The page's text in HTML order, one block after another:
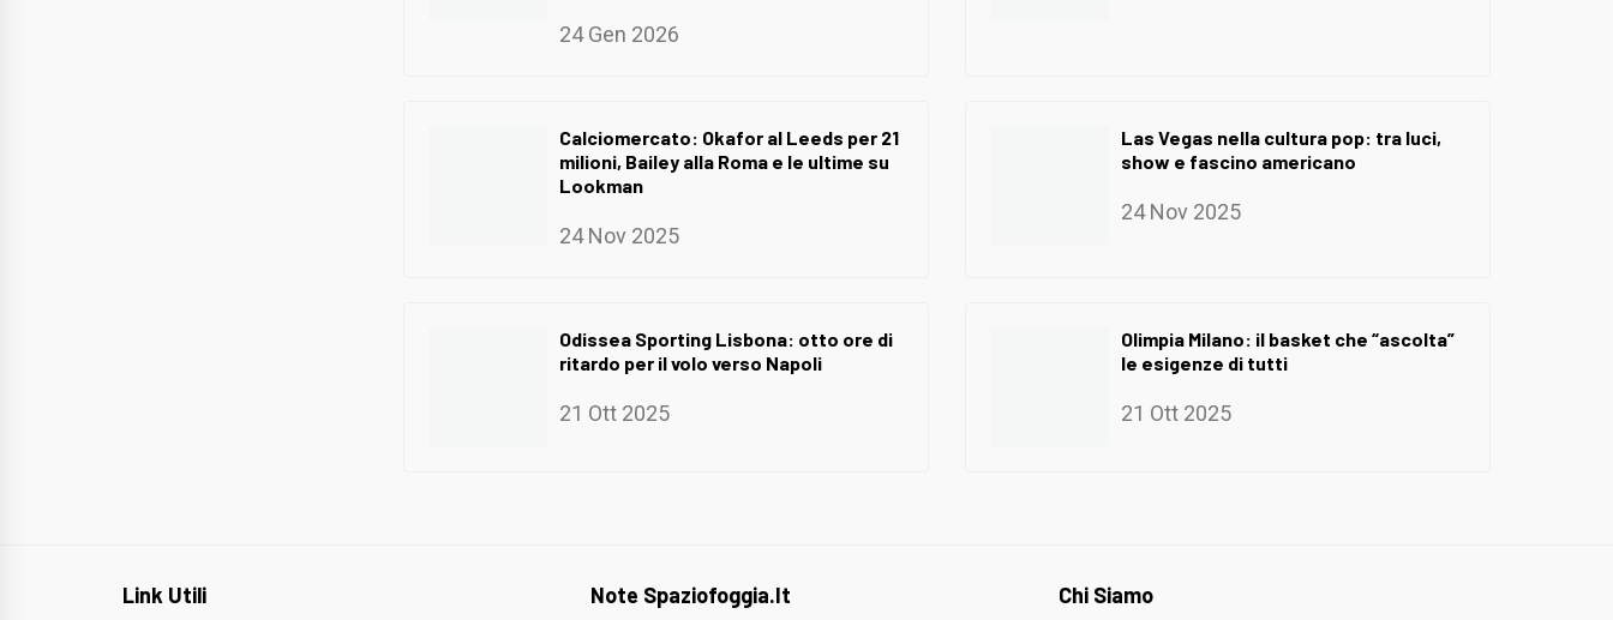
24 Gen 2026
Calciomercato: Okafor al Leeds per 21
milioni, Bailey alla Roma e le ultime su
Lookman
24 Nov 2025
Las Vegas nella cultura pop: tra luci,
show e fascino americano
24 Nov 2025
Odissea Sporting Lisbona: otto ore di
ritardo per il volo verso Napoli
21 Ott 2025
Olimpia Milano: il basket che “ascolta”
le esigenze di tutti
21 Ott 2025
Link Utili Note Spaziofoggia.it Chi Siamo